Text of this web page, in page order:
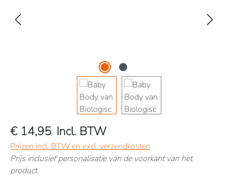
€ 14,95 Incl. BTW
Prijzen incl. BTW en excl. verzendkosten
Prijs inclusief personalisatie van de voorkant van het
product.